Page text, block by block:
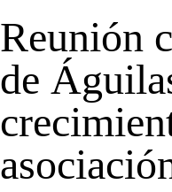
Reunión
de